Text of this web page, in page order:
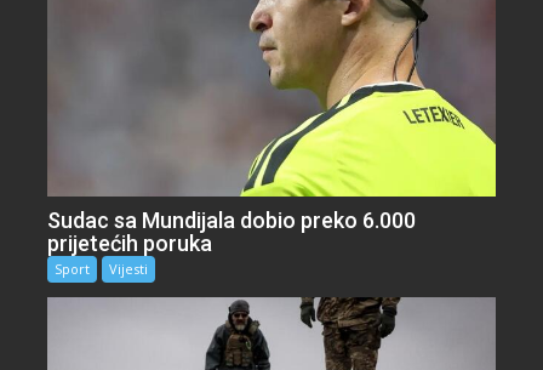
Sudac sa Mundijala dobio preko 6.000
prijetećih poruka
Sport Vijesti